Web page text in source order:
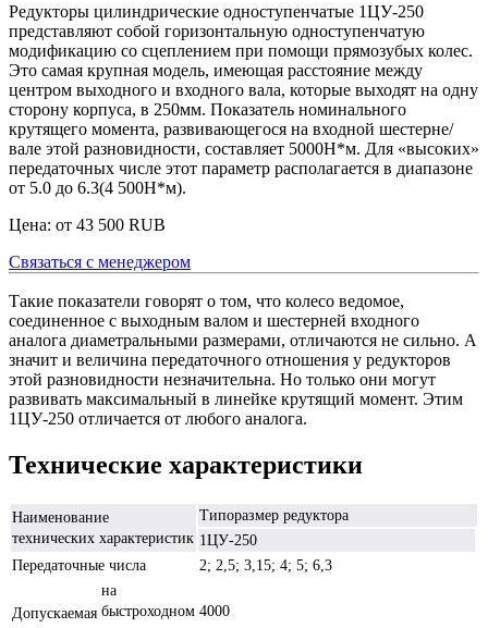
Редукторы цилиндрические одноступенчатые 1ЦУ-250
представляют собой горизонтальную одноступенчатую
модификацию со сцеплением при помощи прямозубых колес.
Это самая крупная модель, имеющая расстояние между
центром выходного и входного вала, которые выходят на одну
сторону корпуса, в 250мм. Показатель номинального
крутящего момента, развивающегося на входной шестерне/
вале этой разновидности, составляет 5000Н*м. Для «высоких»
передаточных числе этот параметр располагается в диапазоне
от 5.0 до 6.3(4 500Н*м).
Цена: от 43 500 RUB
Связаться с менеджером
Такие показатели говорят о том, что колесо ведомое,
соединенное с выходным валом и шестерней входного
аналога диаметральными размерами, отличаются не сильно. А
значит и величина передаточного отношения у редукторов
этой разновидности незначительна. Но только они могут
развивать максимальный в линейке крутящий момент. Этим
1ЦУ-250 отличается от любого аналога.
Технические характеристики
Наименование
технических характеристик
Типоразмер редуктора
1ЦУ-250
Передаточные числа
2; 2,5; 3,15; 4; 5; 6,3
Допускаемая
на
быстроходном 4000